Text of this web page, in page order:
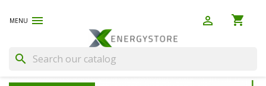
 shopping_cart

search